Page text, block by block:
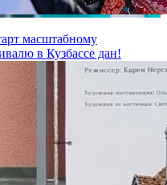
масштабному
в Кузбассе дан!